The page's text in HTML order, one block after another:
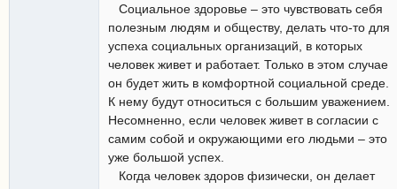
Социальное здоровье – это чувствовать себя
полезным людям и обществу, делать что-то для
успеха социальных организаций, в которых
человек живет и работает. Только в этом случае
он будет жить в комфортной социальной среде.
К нему будут относиться с большим уважением.
Несомненно, если человек живет в согласии с
самим собой и окружающими его людьми – это
уже большой успех.
Когда человек здоров физически, он делает